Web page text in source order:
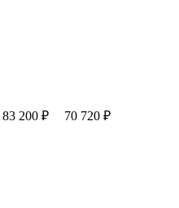
83 200 ₽ 70 720 ₽